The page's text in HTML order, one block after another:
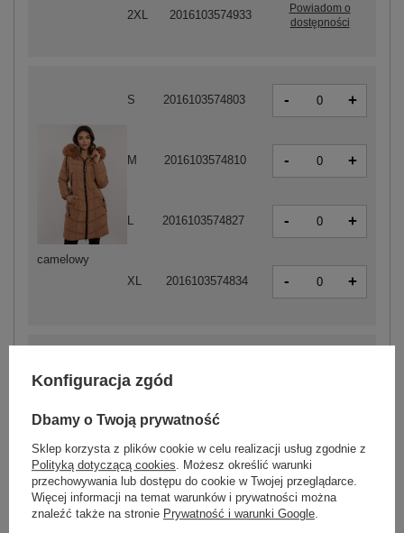
camelowy
S 2016103574803 - +
M 2016103574810 - +
L 2016103574827 - +
XL 2016103574834 - +
S 2016103574759
M 2016103574766 - +
2XL 2016103574933
Powiadom o
dostępności
Konfiguracja zgód
Dbamy o Twoją prywatność
Sklep korzysta z plików cookie w celu realizacji usług zgodnie z
Polityką dotyczącą cookies . Możesz określić warunki
przechowywania lub dostępu do cookie w Twojej przeglądarce.
Więcej informacji na temat warunków i prywatności można
znaleźć także na stronie Prywatność i warunki Google